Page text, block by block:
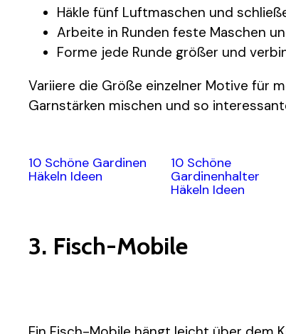
Häkle fünf Luftmaschen und
Arbeite in Runden feste Maschen
Forme jede Runde größer und
Variiere die Größe einzelner Motive für
Garnstärken mischen und so
10 Schöne Gardinen
Häkeln Ideen
10 Schöne
Gardinenhalter
Häkeln Ideen
3. Fisch-Mobile